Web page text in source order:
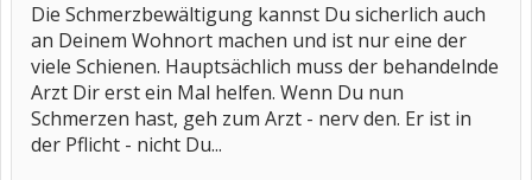
Die Schmerzbewältigung kannst Du sicherlich auch
an Deinem Wohnort machen und ist nur eine der
viele Schienen. Hauptsächlich muss der behandelnde
Arzt Dir erst ein Mal helfen. Wenn Du nun
Schmerzen hast, geh zum Arzt - nerv den. Er ist in
der Pflicht - nicht Du...